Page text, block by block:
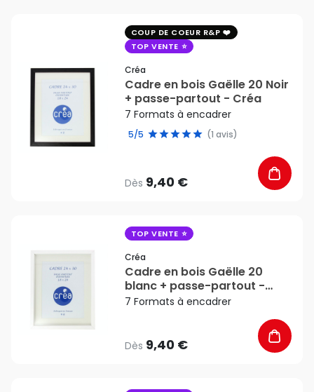
COUP DE COEUR R&P
TOP VENTE
Créa
Cadre en bois Gaëlle 20 Noir
+ passe-partout - Créa
7 Formats à encadrer
5/5 (1 avis)
Dès 9,40 €
TOP VENTE
Créa
Cadre en bois Gaëlle 20
blanc + passe-partout -
Créa
7 Formats à encadrer
Dès 9,40 €